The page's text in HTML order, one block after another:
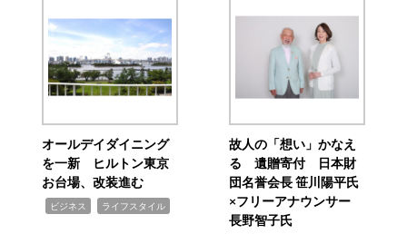
オールデイダイニング
を一新 ヒルトン東京
お台場、改装進む
ビジネス ライフスタイル
故人の「想い」かなえ
る 遺贈寄付 日本財
団名誉会長 笹川陽平氏
×フリーアナウンサー
長野智子氏